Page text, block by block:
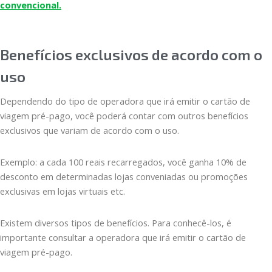
convencional.
Benefícios exclusivos de acordo com o
uso
Dependendo do tipo de operadora que irá emitir o cartão de
viagem pré-pago, você poderá contar com outros benefícios
exclusivos que variam de acordo com o uso.
Exemplo: a cada 100 reais recarregados, você ganha 10% de
desconto em determinadas lojas conveniadas ou promoções
exclusivas em lojas virtuais etc.
Existem diversos tipos de benefícios. Para conhecê-los, é
importante consultar a operadora que irá emitir o cartão de
viagem pré-pago.